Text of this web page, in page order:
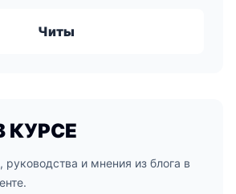
Читы
КУРСЕ
и мнения из блога в